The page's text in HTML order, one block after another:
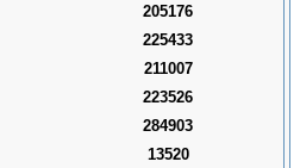
205176
225433
211007
223526
284903
13520